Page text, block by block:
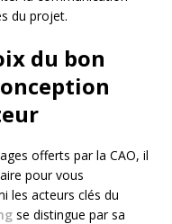
du projet.
du bon
offerts par la CAO, il
pour vous
les acteurs clés du
se distingue par sa